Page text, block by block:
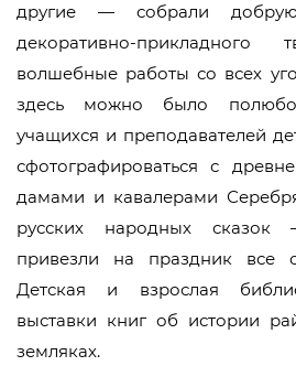
другие — собрали
декоративно-
волшебные работы со всех
здесь можно было
учащихся и преподавателей
сфотографироваться с
дамами и кавалерами
русских народных
привезли на праздник все
Детская и взрослая
выставки книг об истории
земляках.